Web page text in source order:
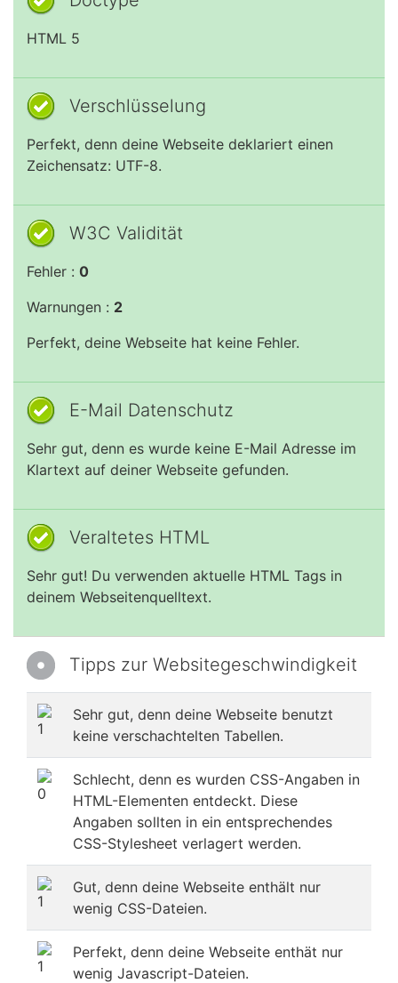
HTML 5
Verschlüsselung
Perfekt, denn deine Webseite deklariert einen
Zeichensatz: UTF-8.
W3C Validität
Fehler : 0
Warnungen : 2
Perfekt, deine Webseite hat keine Fehler.
E-Mail Datenschutz
Sehr gut, denn es wurde keine E-Mail Adresse im
Klartext auf deiner Webseite gefunden.
Veraltetes HTML
Sehr gut! Du verwenden aktuelle HTML Tags in
deinem Webseitenquelltext.
Tipps zur Websitegeschwindigkeit
Sehr gut, denn deine Webseite benutzt
keine verschachtelten Tabellen.
Schlecht, denn es wurden CSS-Angaben in
HTML-Elementen entdeckt. Diese
Angaben sollten in ein entsprechendes
CSS-Stylesheet verlagert werden.
Gut, denn deine Webseite enthält nur
wenig CSS-Dateien.
Perfekt, denn deine Webseite enthät nur
wenig Javascript-Dateien.